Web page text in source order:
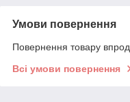
Умови повернення
Повернення товару
Всі умови повернення